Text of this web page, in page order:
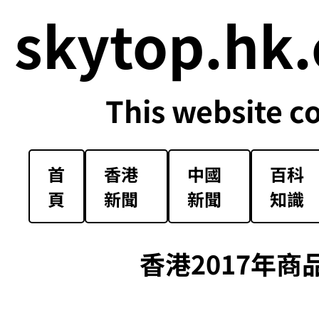
This website
首
頁
香港
新聞
中國
新聞
百科
知識
香港2017年商